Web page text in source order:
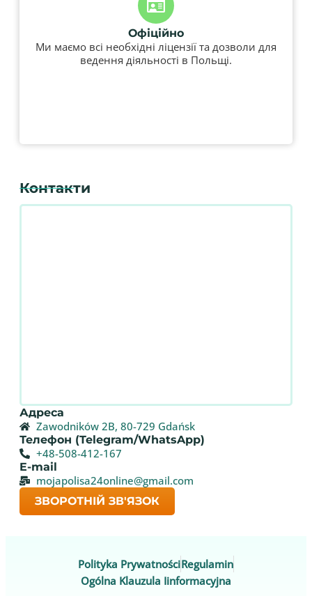
Офіційно
Ми маємо всі необхідні ліцензії та дозволи для
ведення діяльності в Польщі.
Контакти
Адреса
Zawodników 2B, 80-729 Gdańsk
Телефон (Telegram/WhatsApp)
+48-508-412-167
E-mail
mojapolisa24online@gmail.com
ЗВОРОТНІЙ ЗВ'ЯЗОК
Polityka PrywatnościRegulamin
Ogólna Klauzula Iinformacyjna